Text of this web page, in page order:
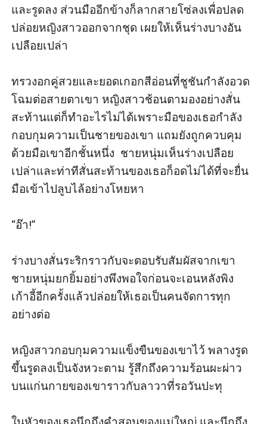
และรูดลง ส่วนมืออีกข้างก็ลากสายโซ่ลงเพื่อปลด
ปล่อยหญิงสาวออกจากชุด เผยให้เห็นร่างบางอัน
เปลือยเปล่า
ทรวงอกคู่สวยและยอดเกอกสีอ่อนที่ชูชันกำลังอวด
โฉมต่อสายตาเขา หญิงสาวช้อนตามองอย่างสั่น
สะท้านแต่ก็ทำอะไรไม่ได้เพราะมือของเธอกำลัง
กอบกุมความเป็นชายของเขา แถมยังถูกควบคุม
ด้วยมือเขาอีกชั้นหนึ่ง  ชายหนุ่มเห็นร่างเปลือย
เปล่าและท่าทีสั่นสะท้านของเธอก็อดไม่ได้ที่จะยื่น
มือเข้าไปลูบไล้อย่างโหยหา
“อ๊า!”
ร่างบางสั่นระริกราวกับจะตอบรับสัมผัสจากเขา
ชายหนุ่มยกยิ้มอย่างพึงพอใจก่อนจะเอนหลังพิง
เก้าอี้อีกครั้งแล้วปล่อยให้เธอเป็นคนจัดการทุก
อย่างต่อ
หญิงสาวกอบกุมความแข็งขืนของเขาไว้ พลางรูด
ขึ้นรูดลงเป็นจังหวะตาม รู้สึกถึงความร้อนผะผ่าว
บนแก่นกายของเขาราวกับลาวาที่รอวันปะทุ